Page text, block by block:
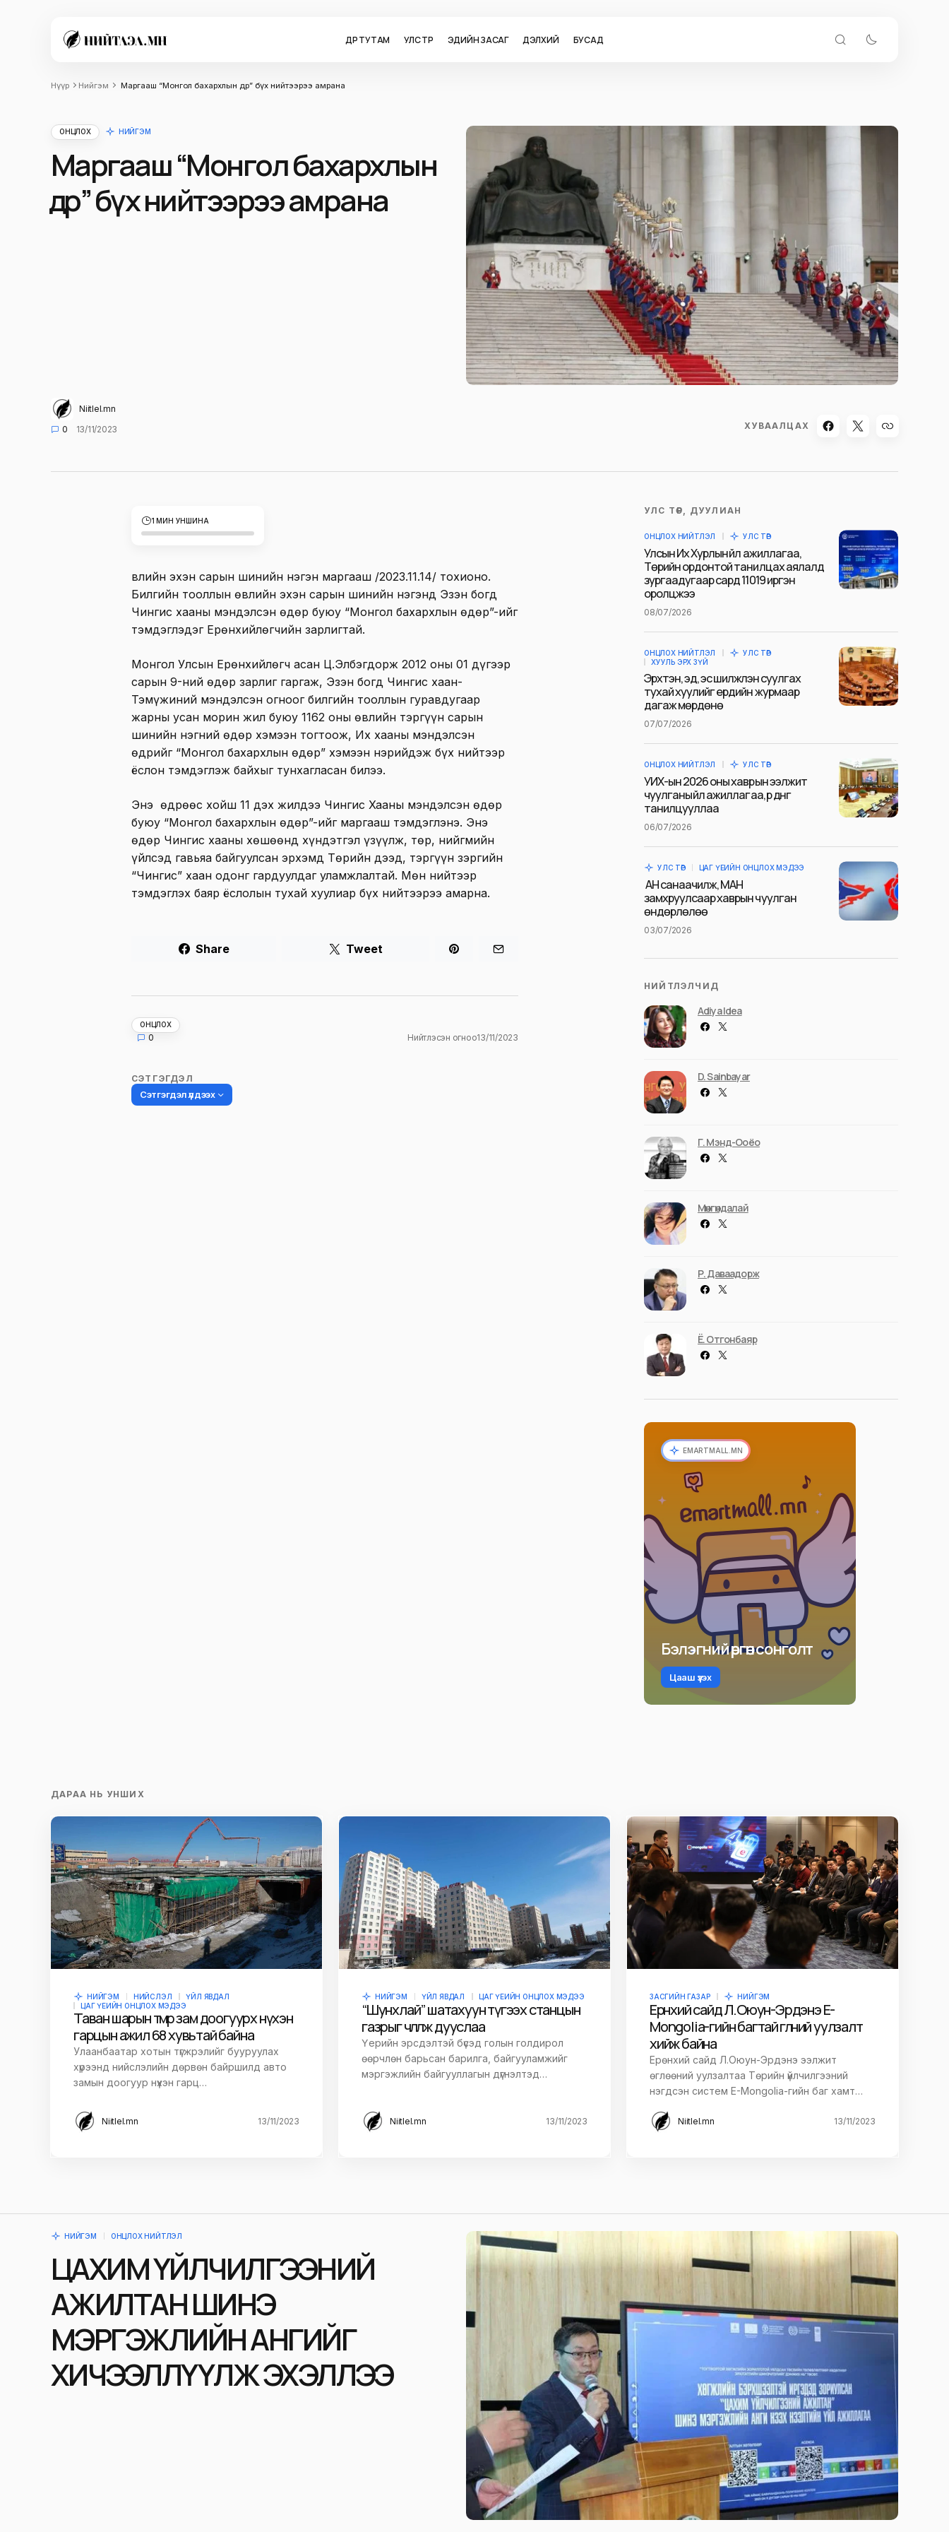
ӨДӨР ТУТАМ УЛС ТӨР ЭДИЙН ЗАСАГ ДЭЛХИЙ БУСАД
Нүүр Нийгэм Маргааш “Монгол бахархлын өдөр” бүх нийтээрээ амрана
ОНЦЛОХ НИЙГЭМ
Маргааш “Монгол бахархлын
өдөр” бүх нийтээрээ амрана
Niitlel.mn
0
13/11/2023 ХУВААЛЦАХ
1 МИН УНШИНА
Өвлийн эхэн сарын шинийн нэгэн маргааш /2023.11.14/ тохионо.
Билгийн тооллын өвлийн эхэн сарын шинийн нэгэнд Эзэн богд
Чингис хааны мэндэлсэн өдөр буюу “Монгол бахархлын өдөр”-ийг
тэмдэглэдэг Ерөнхийлөгчийн зарлигтай.
Монгол Улсын Ерөнхийлөгч асан Ц.Элбэгдорж 2012 оны 01 дүгээр
сарын 9-ний өдөр зарлиг гаргаж, Эзэн богд Чингис хаан-
Тэмүжиний мэндэлсэн огноог билгийн тооллын гуравдугаар
жарны усан морин жил буюу 1162 оны өвлийн тэргүүн сарын
шинийн нэгний өдөр хэмээн тогтоож, Их хааны мэндэлсэн
өдрийг “Монгол бахархлын өдөр” хэмээн нэрийдэж бүх нийтээр
ёслон тэмдэглэж байхыг тунхагласан билээ.
Энэ өдрөөс хойш 11 дэх жилдээ Чингис Хааны мэндэлсэн өдөр
буюу “Монгол бахархлын өдөр”-ийг маргааш тэмдэглэнэ. Энэ
өдөр Чингис хааны хөшөөнд хүндэтгэл үзүүлж, төр, нийгмийн
үйлсэд гавьяа байгуулсан эрхэмд Төрийн дээд, тэргүүн зэргийн
“Чингис” хаан одонг гардуулдаг уламжлалтай. Мөн нийтээр
тэмдэглэх баяр ёслолын тухай хуулиар бүх нийтээрээ амарна.
Share Tweet
ОНЦЛОХ
0 Нийтлэсэн огноо13/11/2023
СЭТГЭГДЭЛ
Сэтгэгдэл үлдээх
УЛС ТӨР, ДУУЛИАН
ОНЦЛОХ НИЙТЛЭЛ УЛС ТӨР
Улсын Их Хурлын үйл ажиллагаа,
Төрийн ордонтой танилцах аялалд
зургаадугаар сард 11019 иргэн
оролцжээ
08/07/2026
ОНЦЛОХ НИЙТЛЭЛ
УЛС ТӨР
ХУУЛЬ ЭРХ ЗҮЙ
Эрхтэн, эд, эс шилжүүлэн суулгах
тухай хуулийг ердийн журмаар
дагаж мөрдөнө
07/07/2026
ОНЦЛОХ НИЙТЛЭЛ УЛС ТӨР
УИХ-ын 2026 оны хаврын ээлжит
чуулганы үйл ажиллагаа, үр дүнг
танилцууллаа
06/07/2026
УЛС ТӨР ЦАГ ҮЕИЙН ОНЦЛОХ МЭДЭЭ
АН санаачилж, МАН
замхруулсаар хаврын чуулган
өндөрлөлөө
03/07/2026
НИЙТЛЭЛЧИД
Adiya Idea
D. Sainbayar
Г. Мэнд-Ооёо
Мөнгөндалай
Р. Даваадорж
Ё. Отгонбаяр
EMARTMALL.MN
Бэлэгний өргөн сонголт
Цааш үзэх
ДАРАА НЬ УНШИХ
НИЙГЭМ НИЙСЛЭЛ
ҮЙЛ ЯВДАЛ
ЦАГ ҮЕИЙН ОНЦЛОХ МЭДЭЭ
Таван шарын төмөр зам доогуурх нүхэн
гарцын ажил 68 хувьтай байна
Улаанбаатар хотын түгжрэлийг бууруулах
хүрээнд нийслэлийн дөрвөн байршилд авто
замын доогуур нүхэн гарц…
Niitlel.mn 13/11/2023
НИЙГЭМ ҮЙЛ ЯВДАЛ ЦАГ ҮЕИЙН ОНЦЛОХ МЭДЭЭ
“Шунхлай” шатахуун түгээх станцын
газрыг чөлөөлж дууслаа
Үерийн эрсдэлтэй бүсэд голын голдирол
өөрчлөн барьсан барилга, байгууламжийг
мэргэжлийн байгууллагын дүгнэлтэд…
Niitlel.mn 13/11/2023
ЗАСГИЙН ГАЗАР НИЙГЭМ
Ерөнхий сайд Л.Оюун-Эрдэнэ E-
Mongolia-гийн багтай өглөөний уулзалт
хийж байна
Ерөнхий сайд Л.Оюун-Эрдэнэ ээлжит
өглөөний уулзалтаа Төрийн үйлчилгээний
нэгдсэн систем E-Mongolia-гийн баг хамт…
Niitlel.mn 13/11/2023
НИЙГЭМ ОНЦЛОХ НИЙТЛЭЛ
ЦАХИМ ҮЙЛЧИЛГЭЭНИЙ
АЖИЛТАН ШИНЭ
МЭРГЭЖЛИЙН АНГИЙГ
ХИЧЭЭЛЛҮҮЛЖ ЭХЭЛЛЭЭ